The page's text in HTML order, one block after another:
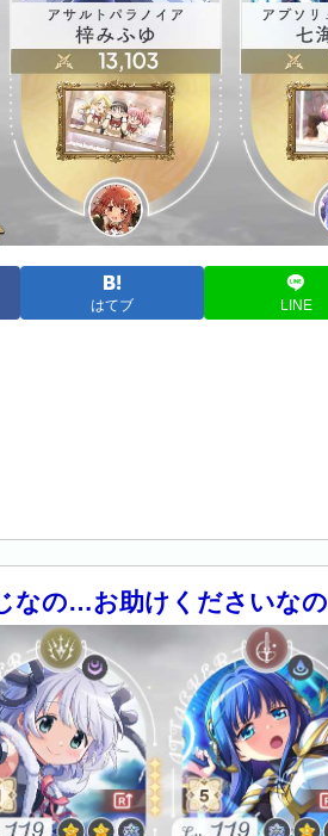
はてブ LINE
なの…お助けくださいなの